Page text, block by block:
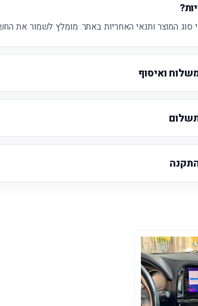
סוג המוצר ותנאי האחריות באתר. מומלץ לשמור את
ואיסוף